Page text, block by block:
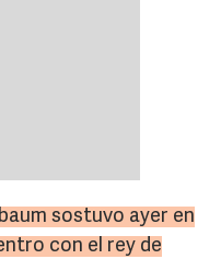
sostuvo ayer en
con el rey de